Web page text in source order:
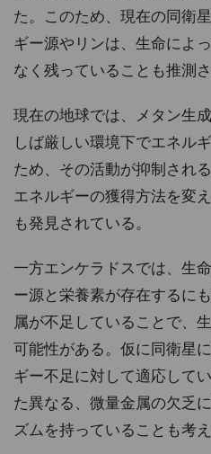
た。このため、現在の同衛
ギー源やリンは、生命によ
なく残っていることも推測
現在の地球では、メタン生
しば厳しい環境下でエネル
ため、その活動が抑制され
エネルギーの獲得方法を変
も発見されている。
一方エンケラドスでは、生
ー源と栄養素が存在するに
属が不足していることで、
可能性がある。仮に同衛星
ギー不足に対して適応して
た異なる、微量金属の欠乏
ズムを持っていることも考